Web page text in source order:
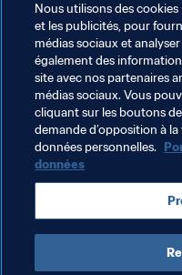
Thèmes en lien
Organisation
Coupe du Monde de
UEFA
Nous utilisons des
et les publicités, pour
médias sociaux et
également des
site avec nos partenaires
médias sociaux. Vous
cliquant sur les boutons
demande d’opposition à
données personnelles.
données